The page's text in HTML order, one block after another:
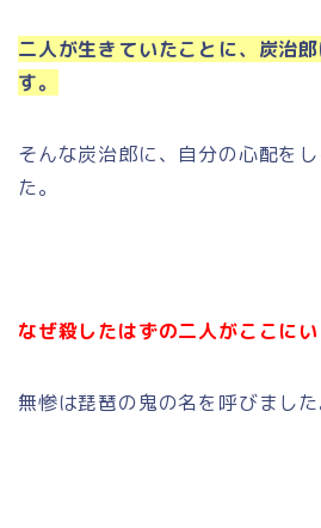
二人が生きていたことに、炭治
す。
そんな炭治郎に、自分の心配を
た。
なぜ殺したはずの二人がここにい
無惨は琵琶の鬼の名を呼びました